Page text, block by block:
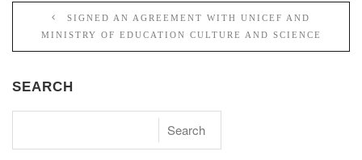
SIGNED AN AGREEMENT WITH UNICEF AND
MINISTRY OF EDUCATION CULTURE AND SCIENCE
SEARCH